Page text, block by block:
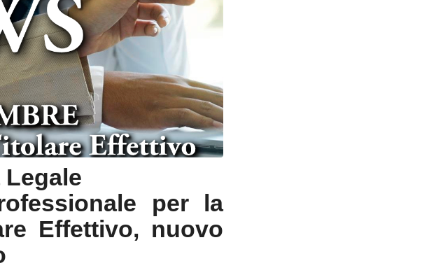
per la
Effettivo, nuovo